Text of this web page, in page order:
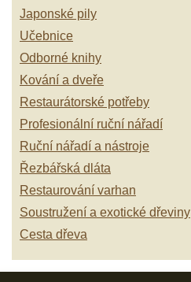
Japonské pily
Učebnice
Odborné knihy
Kování a dveře
Restaurátorské potřeby
Profesionální ruční nářadí
Ruční nářadí a nástroje
Řezbářská dláta
Restaurování varhan
Soustružení a exotické dřeviny
Cesta dřeva